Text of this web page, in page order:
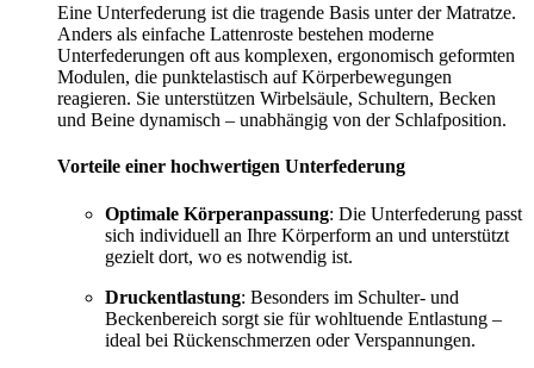
Eine Unterfederung ist die tragende Basis unter der Matratze.
Anders als einfache Lattenroste bestehen moderne
Unterfederungen oft aus komplexen, ergonomisch geformten
Modulen, die punktelastisch auf Körperbewegungen
reagieren. Sie unterstützen Wirbelsäule, Schultern, Becken
und Beine dynamisch – unabhängig von der Schlafposition.
Vorteile einer hochwertigen Unterfederung
Optimale Körperanpassung: Die Unterfederung passt
sich individuell an Ihre Körperform an und unterstützt
gezielt dort, wo es notwendig ist.
Druckentlastung: Besonders im Schulter- und
Beckenbereich sorgt sie für wohltuende Entlastung –
ideal bei Rückenschmerzen oder Verspannungen.